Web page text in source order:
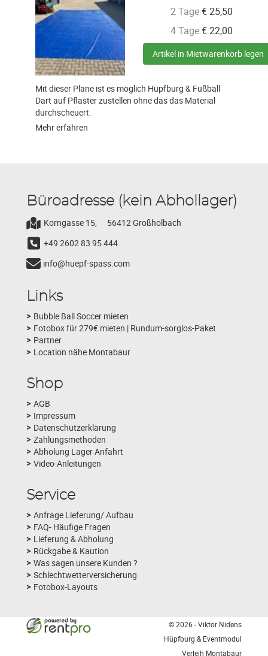
2 Tage€25,50
4 Tage€22,00
Artikel in Mietwarenkorb legen
Mit dieser Plane ist es möglich Hüpfburg & Fußball
Dart auf Pflaster zustellen ohne das das Material
durchscheuert.
Mehr erfahren
Büroadresse (kein Abhollager)
Korngasse 15,
56412 Großholbach
+49 2602 83 95 444
info@huepf-spass.com
Links
Bubble Ball Soccer mieten
Fotobox für 279€ mieten | Rundum-sorglos-Paket
Partner
Location nähe Montabaur
Shop
AGB
Impressum
Datenschutzerklärung
Zahlungsmethoden
Abholung Lager Anfahrt
Video-Anleitungen
Service
Anfrage Lieferung/ Aufbau
FAQ- Häufige Fragen
Lieferung & Abholung
Rückgabe & Kaution
Was sagen unsere Kunden ?
Schlechtwetterversicherung
Fotobox-Layouts
© 2026 - Viktor Nidens
Hüpfburg & Eventmodul
Verleih Montabaur